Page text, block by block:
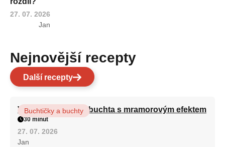
27. 07. 2026
Jan
Nejnovější recepty
Další recepty
Vláčná olejová litá buchta s mramorovým efektem
Buchtičky a buchty
30 minut
27. 07. 2026
Jan